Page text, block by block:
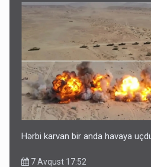
Hərbi karvan bir anda havaya
7 Avqust 17:52